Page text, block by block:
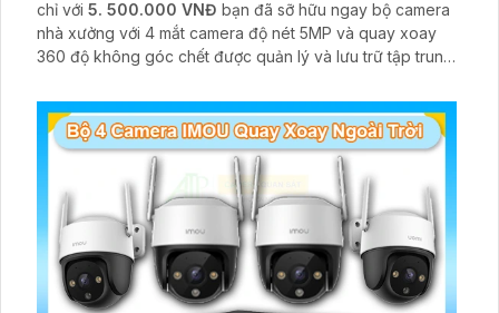
chỉ với 5. 500.000 VNĐ bạn đã sỡ hữu ngay bộ camera
nhà xưởng với 4 mắt camera độ nét 5MP và quay xoay
360 độ không góc chết được quản lý và lưu trữ tập trung